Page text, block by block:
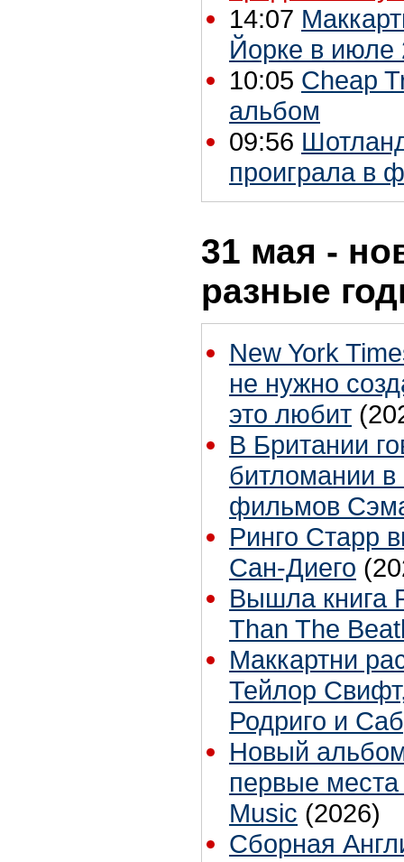
14:07
Йорке в июле
10:05 Cheap
альбом
09:56
проиграла в
31 мая -
разные
New York
не нужно
это любит
В Британии
битломании
фильмов
Ринго Старр
Сан-Диего
Вышла книга
Than The
Маккартни
Тейлор
Родриго и
Новый
первые места
Music (2026)
Сборная